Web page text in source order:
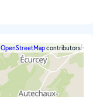
OpenStreetMapcontributors